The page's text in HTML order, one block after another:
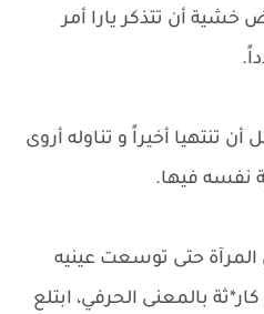
أن تتذكر يارا أمر
تنتهيا أخيراً و تناوله أروى
نفسه فيها.
حتى توسعت عينيه
بالمعنى الحرفي، ابتلع